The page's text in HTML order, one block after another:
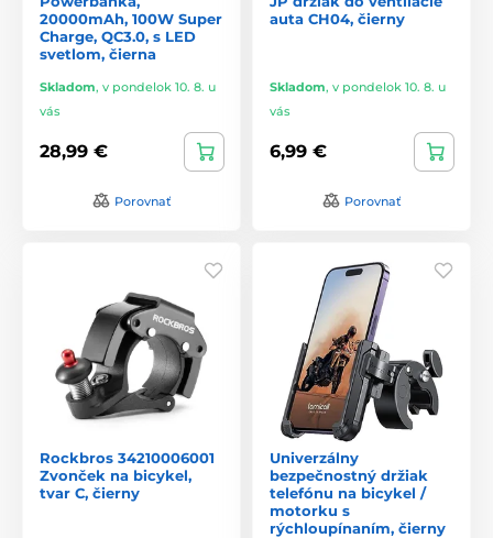
20000mAh, 100W Super
Charge, QC3.0, s LED
svetlom, čierna
Skladom, v pondelok 10. 8. u
vás
28,99 €
Porovnať
auta CH04, čierny
Skladom, v pondelok 10. 8. u
vás
6,99 €
Porovnať
Rockbros 34210006001
Zvonček na bicykel,
tvar C, čierny
Univerzálny
bezpečnostný držiak
telefónu na bicykel /
motorku s
rýchloupínaním, čierny